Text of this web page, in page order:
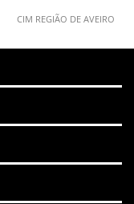
CIM REGIÃO DE AVEIRO